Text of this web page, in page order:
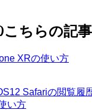
XRの使い方
Safariの閲覧履
い方